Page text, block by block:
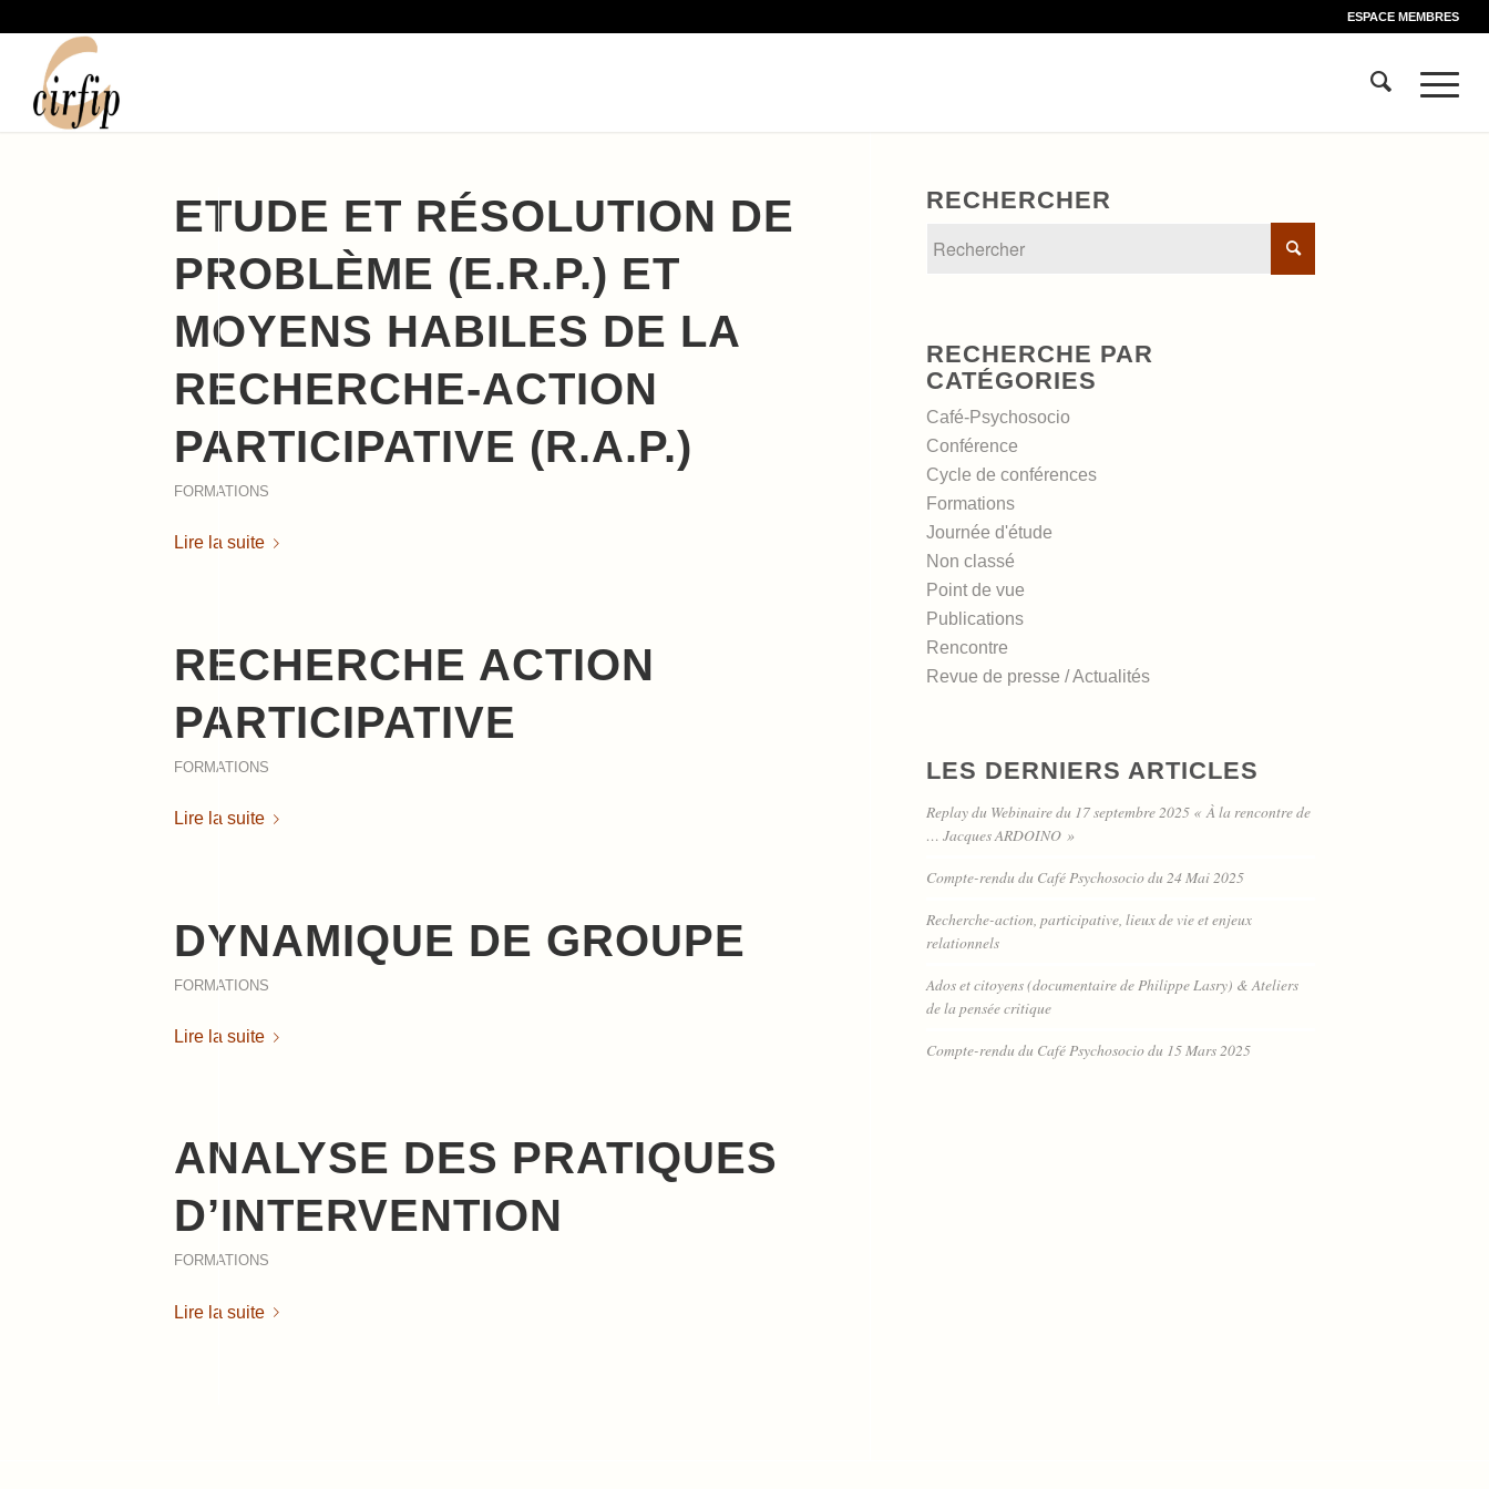
ESPACE MEMBRES
ETUDE ET RÉSOLUTION DE
PROBLÈME (E.R.P.) ET
MOYENS HABILES DE LA
RECHERCHE-ACTION
PARTICIPATIVE (R.A.P.)
FORMATIONS
Lire la suite
RECHERCHE ACTION
PARTICIPATIVE
FORMATIONS
Lire la suite
DYNAMIQUE DE GROUPE
FORMATIONS
Lire la suite
ANALYSE DES PRATIQUES
D’INTERVENTION
FORMATIONS
Lire la suite
RECHERCHER
RECHERCHE PAR
CATÉGORIES
Café-Psychosocio
Conférence
Cycle de conférences
Formations
Journée d'étude
Non classé
Point de vue
Publications
Rencontre
Revue de presse / Actualités
LES DERNIERS ARTICLES
Replay du Webinaire du 17 septembre 2025 « À la rencontre de
… Jacques ARDOINO »
Compte-rendu du Café Psychosocio du 24 Mai 2025
Recherche-action, participative, lieux de vie et enjeux
relationnels
Ados et citoyens (documentaire de Philippe Lasry) & Ateliers
de la pensée critique
Compte-rendu du Café Psychosocio du 15 Mars 2025